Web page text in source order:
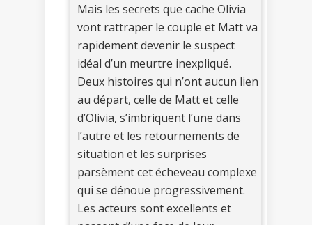
Mais les secrets que cache Olivia
vont rattraper le couple et Matt va
rapidement devenir le suspect
idéal d’un meurtre inexpliqué.
Deux histoires qui n’ont aucun lien
au départ, celle de Matt et celle
d’Olivia, s’imbriquent l’une dans
l’autre et les retournements de
situation et les surprises
parsèment cet écheveau complexe
qui se dénoue progressivement.
Les acteurs sont excellents et